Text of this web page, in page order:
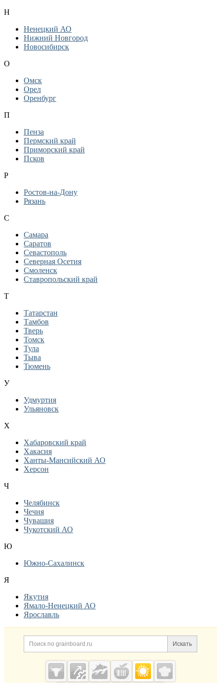
Н
Ненецкий АО
Нижний Новгород
Новосибирск
О
Омск
Орел
Оренбург
П
Пенза
Пермский край
Приморский край
Псков
Р
Ростов-на-Дону
Рязань
С
Самара
Саратов
Севастополь
Северная Осетия
Смоленск
Ставропольский край
Т
Татарстан
Тамбов
Тверь
Томск
Тула
Тыва
Тюмень
У
Удмуртия
Ульяновск
Х
Хабаровский край
Хакасия
Ханты-Мансийский АО
Херсон
Ч
Челябинск
Чечня
Чувашия
Чукотский АО
Ю
Южно-Сахалинск
Я
Якутия
Ямало-Ненецкий АО
Ярославль
Дополнительная информация
Поиск по сайту и
Искать
Cсылки на полезные проекты